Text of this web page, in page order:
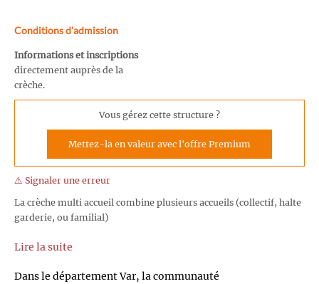
Conditions d'admission
Informations et inscriptions
directement auprès de la
crèche.
Vous gérez cette structure ?
Mettez-la en valeur avec l'offre Premium
⚠️ Signaler une erreur
La crèche multi accueil combine plusieurs accueils (collectif, halte
garderie, ou familial)
Lire la suite
Dans le département Var, la communauté